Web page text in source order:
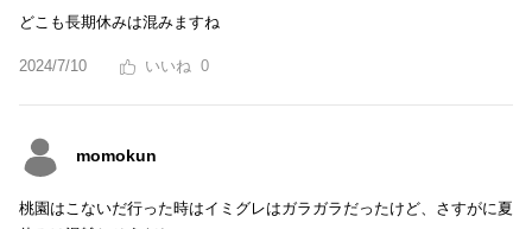
どこも長期休みは混みますね
2024/7/10 0
momokun
桃園はこないだ行った時はイミグレはガラガラだったけど、さすがに夏